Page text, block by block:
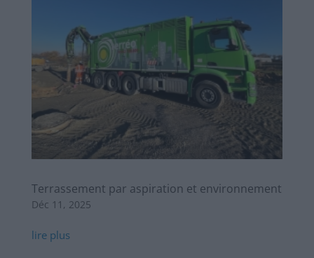
Terrassement par aspiration et environnement
Déc 11, 2025
lire plus